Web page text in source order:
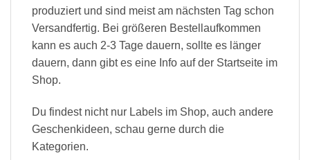
produziert und sind meist am nächsten Tag schon
Versandfertig. Bei größeren Bestellaufkommen
kann es auch 2-3 Tage dauern, sollte es länger
dauern, dann gibt es eine Info auf der Startseite im
Shop.
Du findest nicht nur Labels im Shop, auch andere
Geschenkideen, schau gerne durch die
Kategorien.